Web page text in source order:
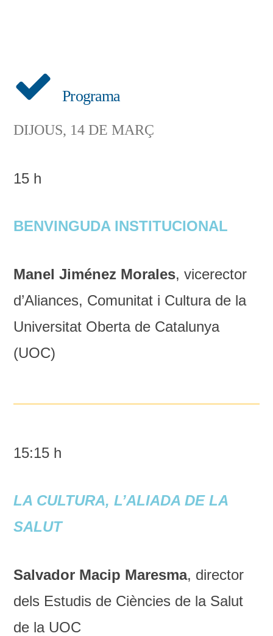
Programa
DIJOUS, 14 DE MARÇ
15 h
BENVINGUDA INSTITUCIONAL
Manel Jiménez Morales, vicerector
d’Aliances, Comunitat i Cultura de la
Universitat Oberta de Catalunya
(UOC)
15:15 h
LA CULTURA, L’ALIADA DE LA
SALUT
Salvador Macip Maresma, director
dels Estudis de Ciències de la Salut
de la UOC